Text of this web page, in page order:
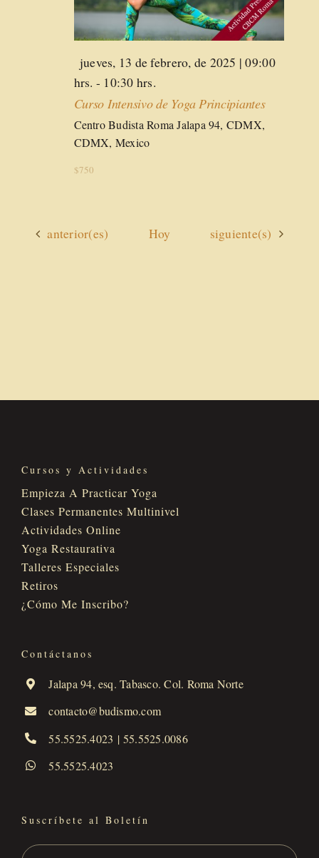
Destacado
jueves, 13 de febrero, de 2025 | 09:00
hrs. - 10:30 hrs.
Curso Intensivo de Yoga Principiantes
Centro Budista RomaJalapa 94, CDMX,
CDMX, Mexico
$750
Actividades
anterior(es) Hoy Actividades
siguiente(s)
Cursos y Actividades
Empieza A Practicar Yoga
Clases Permanentes Multinivel
Actividades Online
Yoga Restaurativa
Talleres Especiales
Retiros
¿Cómo Me Inscribo?
Contáctanos
Jalapa 94, esq. Tabasco. Col. Roma Norte
contacto@budismo.com
55.5525.4023 | 55.5525.0086
55.5525.4023
Suscríbete al Boletín